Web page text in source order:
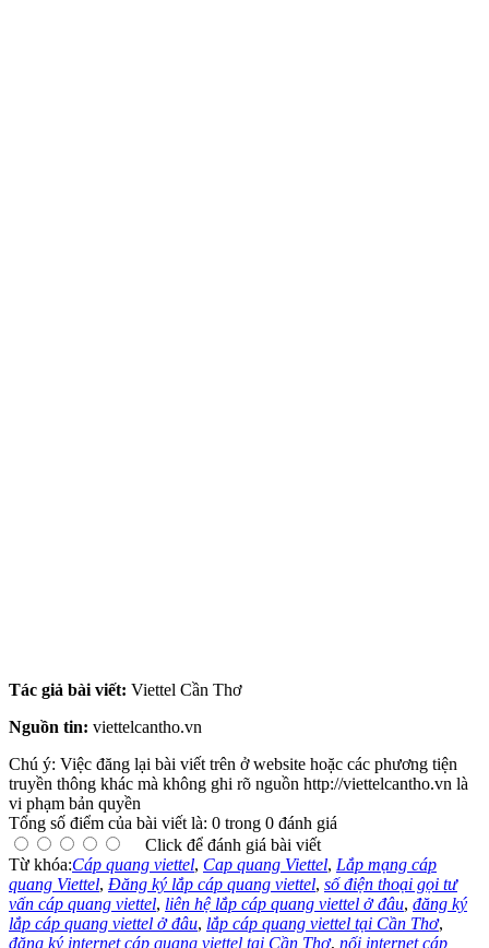
Tác giả bài viết: Viettel Cần Thơ
Nguồn tin: viettelcantho.vn
Chú ý: Việc đăng lại bài viết trên ở website hoặc các phương tiện
truyền thông khác mà không ghi rõ nguồn http://viettelcantho.vn là
vi phạm bản quyền
Tổng số điểm của bài viết là: 0 trong 0 đánh giá
Click để đánh giá bài viết
Từ khóa:Cáp quang viettel, Cap quang Viettel, Lắp mạng cáp
quang Viettel, Đăng ký lắp cáp quang viettel, số điện thoại gọi tư
vấn cáp quang viettel, liên hệ lắp cáp quang viettel ở đâu, đăng ký
lắp cáp quang viettel ở đâu, lắp cáp quang viettel tại Cần Thơ,
đăng ký internet cáp quang viettel tại Cần Thơ, nối internet cáp